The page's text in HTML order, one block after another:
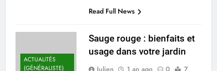
Read Full News
ACTUALITÉS
(GÉNÉRALISTE)
Sauge rouge : bienfaits et
usage dans votre jardin